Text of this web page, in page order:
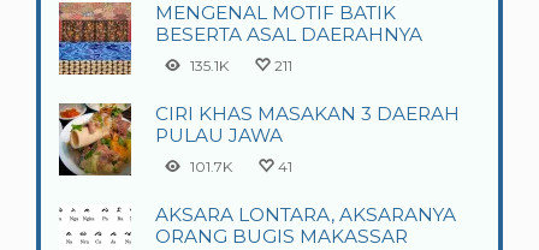
MENGENAL MOTIF BATIK
BESERTA ASAL DAERAHNYA
135.1K 211
CIRI KHAS MASAKAN 3 DAERAH
PULAU JAWA
101.7K 41
AKSARA LONTARA, AKSARANYA
ORANG BUGIS MAKASSAR